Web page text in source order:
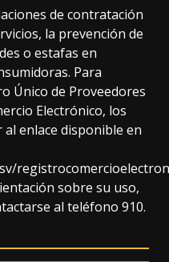
de contratación
la prevención de
o estafas en
Para
Único de Proveedores
Electrónico, los
enlace disponible en
sobre su uso,
al teléfono 910.